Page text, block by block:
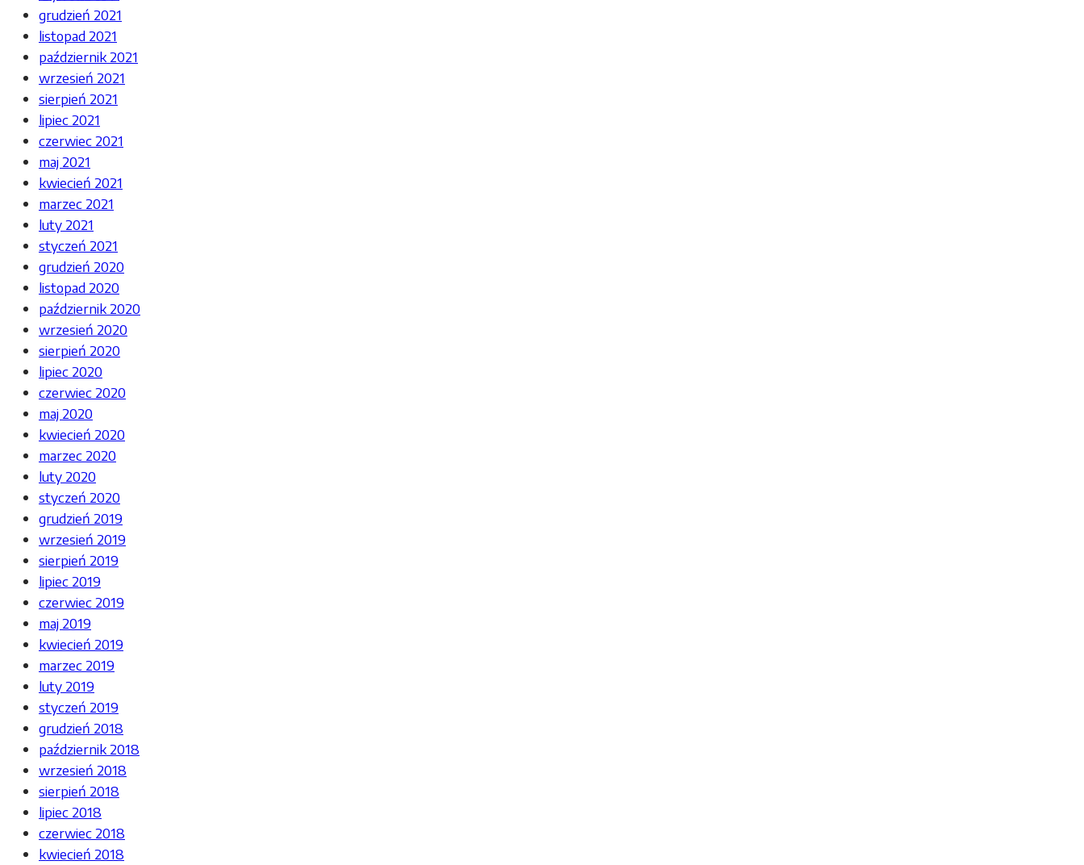
grudzień 2021
listopad 2021
październik 2021
wrzesień 2021
sierpień 2021
lipiec 2021
czerwiec 2021
maj 2021
kwiecień 2021
marzec 2021
luty 2021
styczeń 2021
grudzień 2020
listopad 2020
październik 2020
wrzesień 2020
sierpień 2020
lipiec 2020
czerwiec 2020
maj 2020
kwiecień 2020
marzec 2020
luty 2020
styczeń 2020
grudzień 2019
wrzesień 2019
sierpień 2019
lipiec 2019
czerwiec 2019
maj 2019
kwiecień 2019
marzec 2019
luty 2019
styczeń 2019
grudzień 2018
październik 2018
wrzesień 2018
sierpień 2018
lipiec 2018
czerwiec 2018
kwiecień 2018